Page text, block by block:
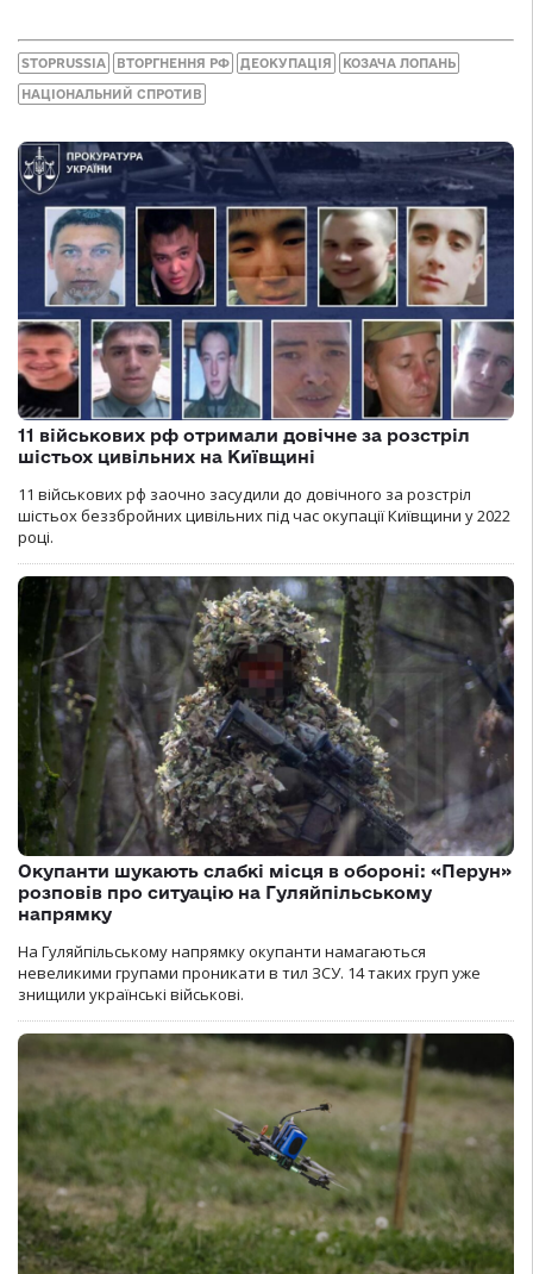
STOPRUSSIA ВТОРГНЕННЯ РФ ДЕОКУПАЦІЯ КОЗАЧА ЛОПАНЬ
НАЦІОНАЛЬНИЙ СПРОТИВ
11 військових рф отримали довічне за розстріл
шістьох цивільних на Київщині
11 військових рф заочно засудили до довічного за розстріл
шістьох беззбройних цивільних під час окупації Київщини у 2022
році.
Окупанти шукають слабкі місця в обороні: «Перун»
розповів про ситуацію на Гуляйпільському
напрямку
На Гуляйпільському напрямку окупанти намагаються
невеликими групами проникати в тил ЗСУ. 14 таких груп уже
знищили українські військові.